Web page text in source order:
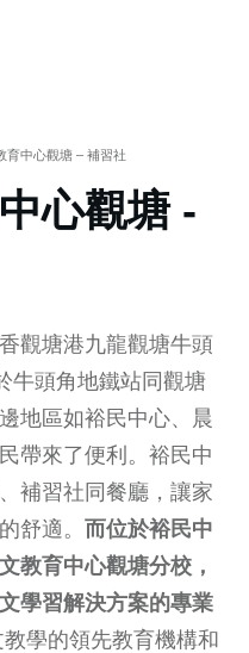
育中心觀塘 – 補習社
心觀塘 -
觀塘港九龍觀塘牛頭
牛頭角地鐵站同觀塘
地區如裕民中心、晨
帶來了便利。裕民中
補習社同餐廳，讓家
舒適。 而位於裕民中
教育中心觀塘分校，
學習解決方案的專業
學的領先教育機構和